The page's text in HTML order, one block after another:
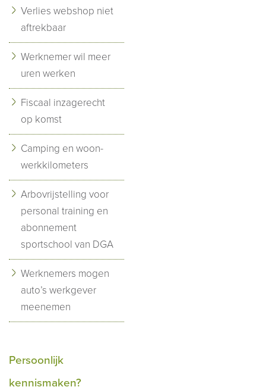
Verlies webshop niet
aftrekbaar
Werknemer wil meer
uren werken
Fiscaal inzagerecht
op komst
Camping en woon-
werkkilometers
Arbovrijstelling voor
personal training en
abonnement
sportschool van DGA
Werknemers mogen
auto’s werkgever
meenemen
Persoonlijk
kennismaken?